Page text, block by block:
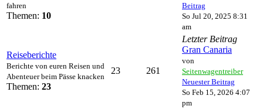
fahren
Themen: 10
Beitrag
So Jul 20, 2025 8:31
am
Reiseberichte
Berichte von euren Reisen und
Abenteuer beim Pässe knacken
Themen: 23
23 261
Letzter Beitrag
Gran Canaria
von
Seitenwagentreiber
Neuester Beitrag
So Feb 15, 2026 4:07
pm